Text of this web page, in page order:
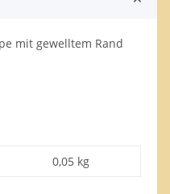
mit gewelltem Rand
0,05 kg